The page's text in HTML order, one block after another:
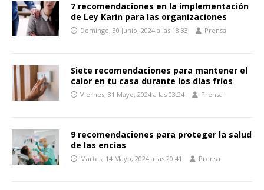
7 recomendaciones en la implementación
de Ley Karin para las organizaciones
Domingo, 30 Junio, 2024 a las 18:33 Prensa
Siete recomendaciones para mantener el
calor en tu casa durante los días fríos
Viernes, 31 Mayo, 2024 a las 03:24 Prensa
9 recomendaciones para proteger la salud
de las encías
Martes, 14 Mayo, 2024 a las 20:41 Prensa